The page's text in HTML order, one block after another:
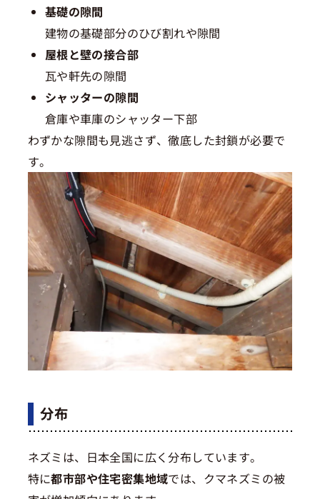
基礎の隙間
建物の基礎部分のひび割れや隙間
屋根と壁の接合部
瓦や軒先の隙間
シャッターの隙間
倉庫や車庫のシャッター下部
わずかな隙間も見逃さず、徹底した封鎖が必要で
す。
分布
ネズミは、日本全国に広く分布しています。
特に都市部や住宅密集地域では、クマネズミの被